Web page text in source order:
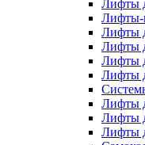
Лифты
Лифты-
Лифты
Лифты
Лифты
Лифты
Лифты
Лифты
Лифты